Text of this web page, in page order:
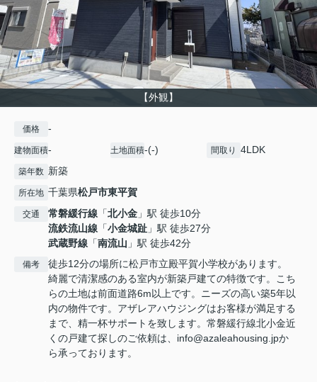
【外観】
価格 -
建物面積- 土地面積-(-) 間取り 4LDK
築年数 新築
所在地 千葉県松戸市東平賀
交通 常磐緩行線 「北小金 」駅 徒歩10分
流鉄流山線 「小金城趾 」駅 徒歩27分
武蔵野線 「南流山 」駅 徒歩42分
備考
徒歩12分の場所に松戸市立殿平賀小学校があります。
綺麗で清潔感のある室内が新築戸建ての特徴です。こち
らの土地は前面道路6m以上です。ニーズの高い築5年以
内の物件です。アザレアハウジングはお客様が満足する
まで、精一杯サポートを致します。常磐緩行線北小金近
くの戸建て探しのご依頼は、info@azaleahousing.jpか
ら承っております。